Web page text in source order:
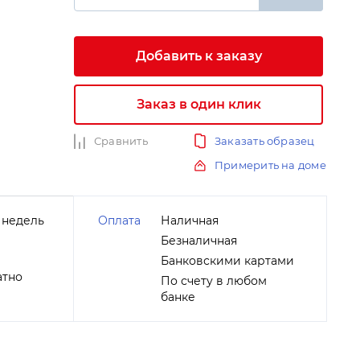
Добавить к заказу
Заказ в один клик
Сравнить
Заказать образец
Примерить на доме
Оплата
Наличная
Безналичная
Банковскими картами
По счету в любом
банке